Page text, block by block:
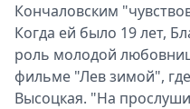
Кончаловским
Когда ей было 19 лет,
роль молодой
фильме "Лев зимой",
Высоцкая. "На